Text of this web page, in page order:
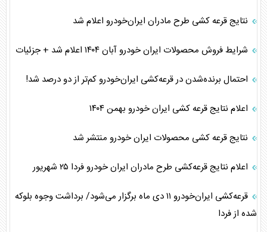
نتایج قرعه کشی طرح مادران ایران‌خودرو اعلام شد
شرایط فروش محصولات ایران خودرو آبان ۱۴۰۴ اعلام شد + جزئیات
احتمال برنده‌شدن در قرعه‌کشی ایران‌خودرو کم‌تر از دو درصد شد!
اعلام نتایج قرعه کشی ایران خودرو بهمن ۱۴۰۴
نتایج قرعه کشی محصولات ایران خودرو منتشر شد
اعلام نتایج قرعه‌کشی طرح مادران ایران خودرو فردا ۲۵ شهریور
قرعه‌کشی ایران‌خودرو ١١ دی ماه برگزار می‌شود/ برداشت وجوه بلوکه
شده از فردا